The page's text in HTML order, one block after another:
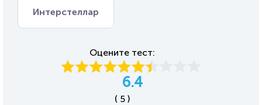
Интерстеллар
Оцените тест:
6.4
( 5 )